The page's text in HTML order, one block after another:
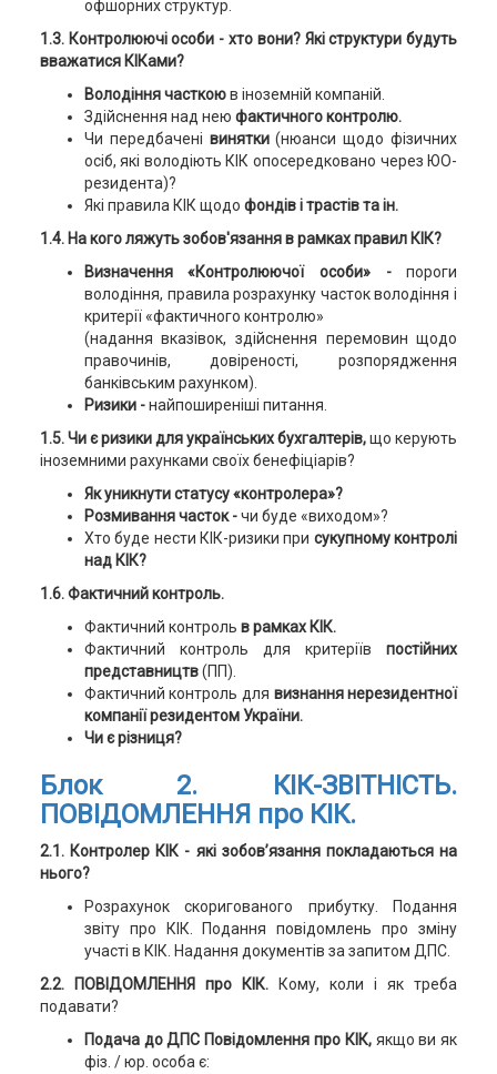
офшорних структур.
1.3. Контролюючі особи - хто вони? Які структури будуть
вважатися КІКами?
Володіння часткоюв іноземній компаній.
Здійснення над нею фактичного контролю.
Чи передбачені винятки(нюанси щодо фізичних
осіб, які володіють КІК опосередковано через ЮО-
резидента)?
Які правила КІК щодо фондів і трастів та ін.
1.4. На кого ляжуть зобов'язання в рамках правил КІК?
Визначення «Контролюючої особи» -пороги
володіння, правила розрахунку часток володіння і
критерії «фактичного контролю»
(надання вказівок, здійснення перемовин щодо
правочинів, довіреності, розпорядження
банківським рахунком).
Ризики -найпоширеніші питання.
1.5. Чи є ризики для українських бухгалтерів,що керують
іноземними рахунками своїх бенефіціарів?
Як уникнути статусу «контролера»?
Розмивання часток -чи буде «виходом»?
Хто буде нести КІК-ризики при сукупному контролі
над КІК?
1.6. Фактичний контроль.
Фактичний контроль в рамках КІК.
Фактичний контроль для критеріївпостійних
представництв(ПП).
Фактичний контроль для визнання нерезидентної
компанії резидентом України.
Чи є різниця?
Блок 2. КІК-ЗВІТНІСТЬ.
ПОВІДОМЛЕННЯ про КІК.
2.1. Контролер КІК - які зобов’язання покладаються на
нього?
Розрахунок скоригованого прибутку. Подання
звіту про КІК. Подання повідомлень про зміну
участі в КІК. Надання документів за запитом ДПС.
2.2. ПОВІДОМЛЕННЯ про КІК.
Кому, коли і як треба
подавати?
Подача до ДПС Повідомлення про КІК,якщо ви як
фіз. / юр. особа є: